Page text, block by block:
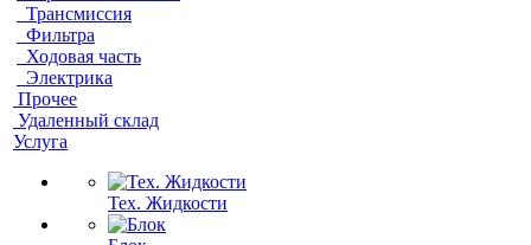
Трансмиссия
Фильтра
Ходовая часть
Электрика
Прочее
Удаленный склад
Услуга
Тех. Жидкости